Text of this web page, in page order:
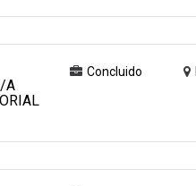
A
Concluido